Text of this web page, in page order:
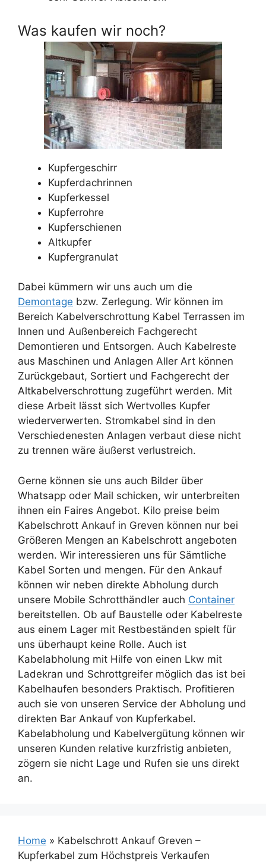
Was kaufen wir noch?
Kupfergeschirr
Kupferdachrinnen
Kupferkessel
Kupferrohre
Kupferschienen
Altkupfer
Kupfergranulat
Dabei kümmern wir uns auch um die
Demontage bzw. Zerlegung. Wir können im
Bereich Kabelverschrottung Kabel Terrassen im
Innen und Außenbereich Fachgerecht
Demontieren und Entsorgen. Auch Kabelreste
aus Maschinen und Anlagen Aller Art können
Zurückgebaut, Sortiert und Fachgerecht der
Altkabelverschrottung zugeführt werden. Mit
diese Arbeit lässt sich Wertvolles Kupfer
wiederverwerten. Stromkabel sind in den
Verschiedenesten Anlagen verbaut diese nicht
zu trennen wäre äußerst verlustreich.
Gerne können sie uns auch Bilder über
Whatsapp oder Mail schicken, wir unterbreiten
ihnen ein Faires Angebot. Kilo preise beim
Kabelschrott Ankauf in Greven können nur bei
Größeren Mengen an Kabelschrott angeboten
werden. Wir interessieren uns für Sämtliche
Kabel Sorten und mengen. Für den Ankauf
können wir neben direkte Abholung durch
unsere Mobile Schrotthändler auch Container
bereitstellen. Ob auf Baustelle oder Kabelreste
aus einem Lager mit Restbeständen spielt für
uns überhaupt keine Rolle. Auch ist
Kabelabholung mit Hilfe von einen Lkw mit
Ladekran und Schrottgreifer möglich das ist bei
Kabelhaufen besonders Praktisch. Profitieren
auch sie von unseren Service der Abholung und
direkten Bar Ankauf von Kupferkabel.
Kabelabholung und Kabelvergütung können wir
unseren Kunden relative kurzfristig anbieten,
zögern sie nicht Lage und Rufen sie uns direkt
an.
Home » Kabelschrott Ankauf Greven –
Kupferkabel zum Höchstpreis Verkaufen